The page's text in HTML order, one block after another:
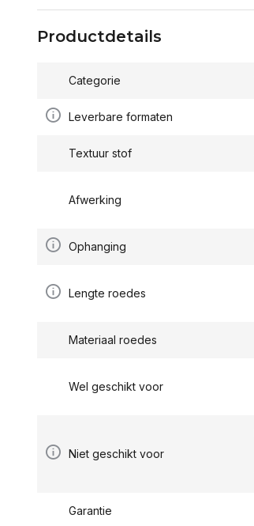
Productdetails
Categorie
Leverbare formaten
Textuur stof
Afwerking
Ophanging
Lengte roedes
Materiaal roedes
Wel geschikt voor
Niet geschikt voor
Garantie